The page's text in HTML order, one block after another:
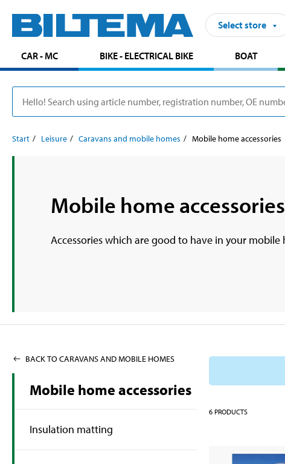
Select store
CAR - MC BIKE - ELECTRICAL BIKE BOAT
Start Leisure Caravans and mobile homes Mobile home accessories
Mobile home accessories
Accessories which are good to have in your
BACK TO CARAVANS AND MOBILE HOMES
Mobile home accessories
Insulation matting
6 PRODUCTS